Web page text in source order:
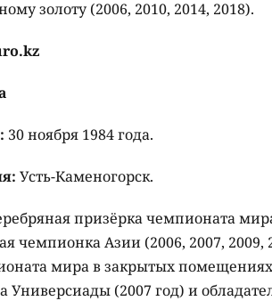
золоту (2006, 2010, 2014, 2018).
30 ноября 1984 года.
Усть-Каменогорск.
призёрка чемпионата
чемпионка Азии (2006, 2007, 2009,
мира в закрытых помещениях
Универсиады (2007 год) и